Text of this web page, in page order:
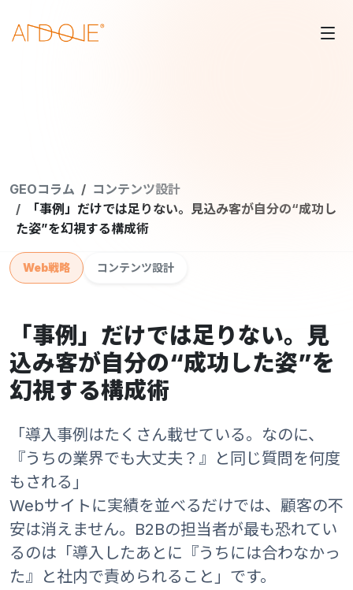
GEOコラム
コンテンツ設計
「事例」だけでは足りない。見込み客が自分の“成功し
た姿”を幻視する構成術
Web戦略 コンテンツ設計
「事例」だけでは足りない。見
込み客が自分の“成功した姿”を
幻視する構成術
「導入事例はたくさん載せている。なのに、
『うちの業界でも大丈夫？』と同じ質問を何度
もされる」
Webサイトに実績を並べるだけでは、顧客の不
安は消えません。B2Bの担当者が最も恐れてい
るのは「導入したあとに『うちには合わなかっ
た』と社内で責められること」です。